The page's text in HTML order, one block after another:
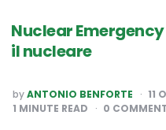
Nuclear
il nucleare
POSTED
BY
byANTONIO BENFORTE
11
1 MINUTE READ 0